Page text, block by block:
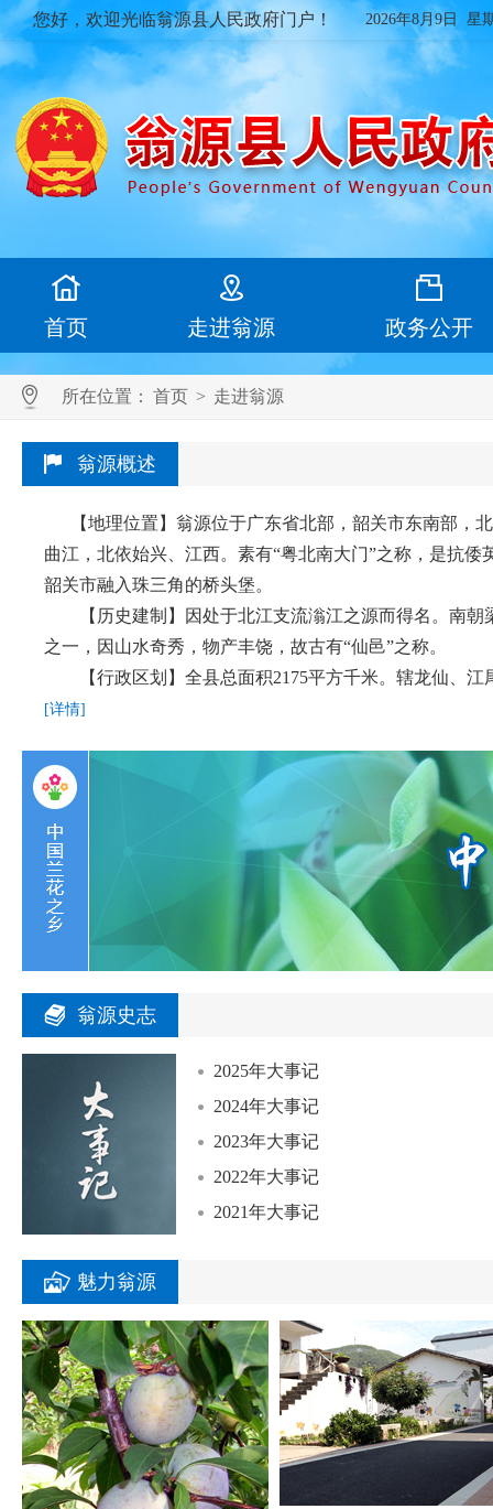
您好，欢迎光临翁源县人民政府门户！ 2026年8月9日 星
首页 走进翁源 政务公开
所在位置： 首页 > 走进翁源
翁源概述
曲江，北依始兴、江西。素有“粤北南大门”之称，是抗
韶关市融入珠三角的桥头堡。
【历史建制】因处于北江支流滃江之源而得名。南朝
之一，因山水奇秀，物产丰饶，故古有“仙邑”之称。
【行政区划】全县总面积2175平方千米。辖龙仙、江
[详情]
翁源史志
2025年大事记
2024年大事记
2023年大事记
2022年大事记
2021年大事记
魅力翁源